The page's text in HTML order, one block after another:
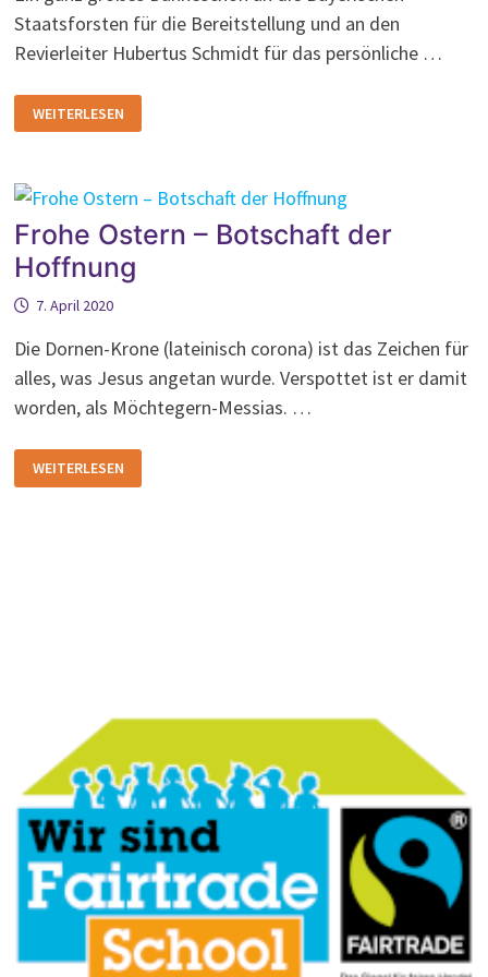
Staatsforsten für die Bereitstellung und an den
Revierleiter Hubertus Schmidt für das persönliche …
GANZ
GROSSES D
WEITERLESEN
Frohe Ostern – Botschaft der
Hoffnung
7. April 2020
Die Dornen-Krone (lateinisch corona) ist das Zeichen für
alles, was Jesus angetan wurde. Verspottet ist er damit
worden, als Möchtegern-Messias. …
OSTERN
–
WEITERLESEN